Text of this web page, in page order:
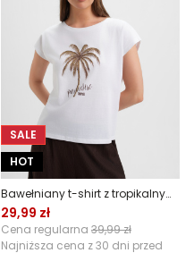
SALE
HOT
Bawełniany t-shirt z tropikalnym nadrukiem
29,99 zł
Cena regularna 39,99 zł
Najniższa cena z 30 dni przed